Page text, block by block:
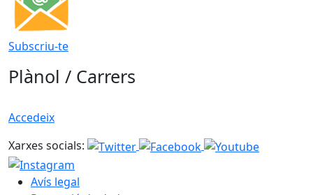
Subscriu-te
Plànol / Carrers
Accedeix
Xarxes socials:
Avís legal